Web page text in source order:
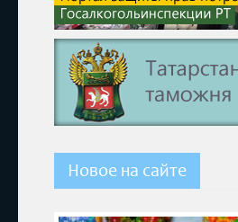
Новое на сайте